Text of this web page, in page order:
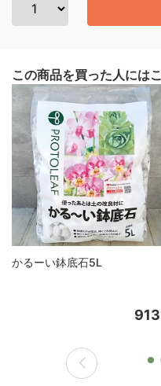
この商品を買った人には
かるーい鉢底石5L
913